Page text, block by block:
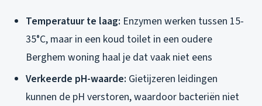
Temperatuur te laag: Enzymen werken tussen 15-
35°C, maar in een koud toilet in een oudere
Berghem woning haal je dat vaak niet eens
Verkeerde pH-waarde: Gietijzeren leidingen
kunnen de pH verstoren, waardoor bacteriën niet